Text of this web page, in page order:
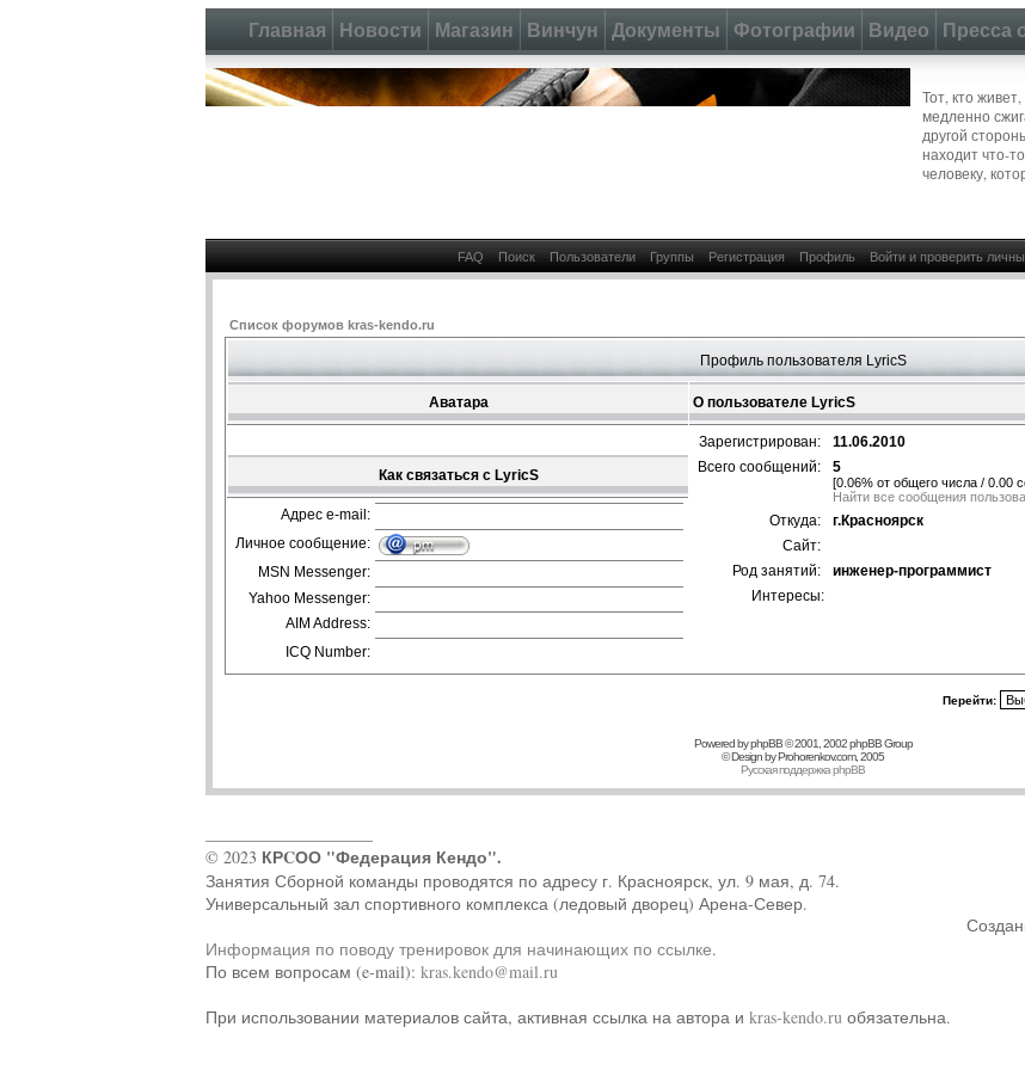
Главная Новости Магазин Винчун Документы Фотографии Видео Пресса
Тот, кто
медленно
другой
находит что-
человеку,
FAQ Поиск Пользователи Группы Регистрация Профиль Войти и проверить
Список форумов kras-kendo.ru
Профиль пользователя LyricS
Аватара О пользователе LyricS
Зарегистрирован:
11.06.2010
Всего сообщений:
5
[0.06% от общего числа / 0.00
Найти все сообщения
Откуда:
г.Красноярск
Сайт:
Род занятий:
инженер-программист
Интересы:
Как связаться с LyricS
Адрес e-mail:
Личное сообщение:
MSN Messenger:
Yahoo Messenger:
AIM Address:
ICQ Number:
Перейти:
Powered byphpBB© 2001, 2002 phpBB Group
© Design byProhorenkov.com, 2005
Русская поддержка phpBB
© 2023 КРCОО "Федерация Кендо".
Занятия Сборной команды проводятся по адресу г. Красноярск, ул. 9 мая, д. 74.
Универсальный зал спортивного комплекса (ледовый дворец) Арена-Север.
Информация по поводу тренировок для начинающих по ссылке.
По всем вопросам (e-mail): kras.kendo@mail.ru
При использовании материалов сайта, активная ссылка на автора и kras-kendo.ru обязательна.